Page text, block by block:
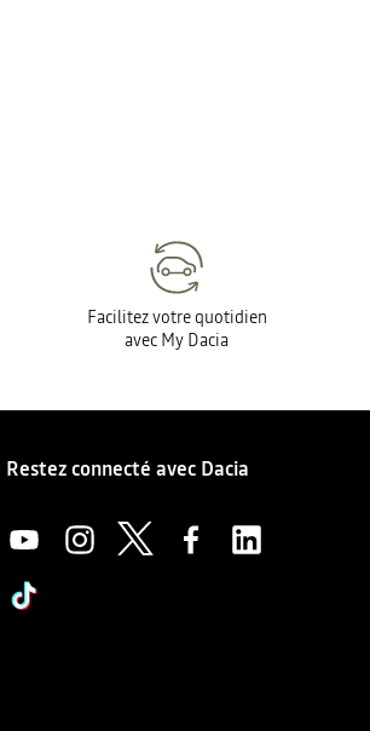
Facilitez votre quotidien
avec My Dacia
Restez connecté avec Dacia